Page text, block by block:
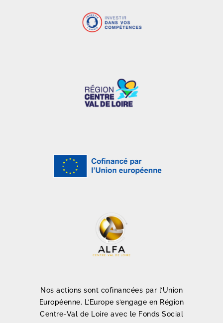
Nos actions sont cofinancées par l’Union
Européenne. L’Europe s’engage en Région
Centre-Val de Loire avec le Fonds Social